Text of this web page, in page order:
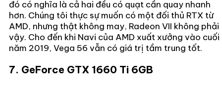
đó có nghĩa là cả hai đều có quạt cần quay nhanh
hơn. Chúng tôi thực sự muốn có một đối thủ RTX từ
AMD, nhưng thật không may, Radeon VII không phải
vậy. Cho đến khi Navi của AMD xuất xưởng vào cuối
năm 2019, Vega 56 vẫn có giá trị tầm trung tốt.
7. GeForce GTX 1660 Ti 6GB